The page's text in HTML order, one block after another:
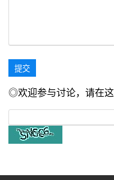
◎欢迎参与讨论，请在这